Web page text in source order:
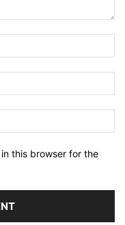
this browser for the